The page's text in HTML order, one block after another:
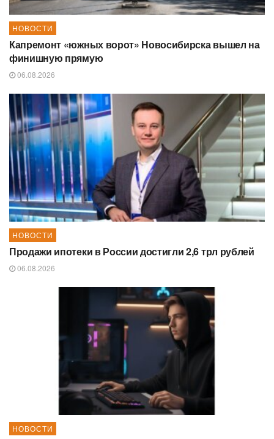
НОВОСТИ
Капремонт «южных ворот» Новосибирска вышел на
финишную прямую
06.08.2026
НОВОСТИ
Продажи ипотеки в России достигли 2,6 трл рублей
06.08.2026
НОВОСТИ